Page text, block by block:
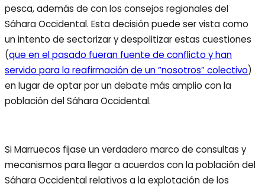
pesca, además de con los consejos regionales del
Sáhara Occidental. Esta decisión puede ser vista como
un intento de sectorizar y despolitizar estas cuestiones
(que en el pasado fueran fuente de conflicto y han
servido para la reafirmación de un “nosotros” colectivo)
en lugar de optar por un debate más amplio con la
población del Sáhara Occidental.
Si Marruecos fijase un verdadero marco de consultas y
mecanismos para llegar a acuerdos con la población del
Sáhara Occidental relativos a la explotación de los